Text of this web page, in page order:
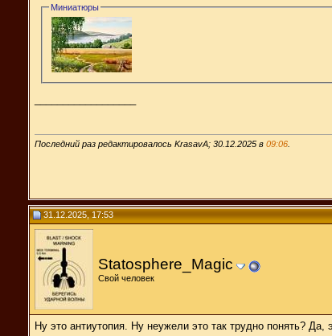
Миниатюры
Последний раз редактировалось KrasavA; 30.12.2025 в 09:06
31.12.2025, 17:53
Statosphere_Magic
Свой человек
Ну это антиутопия. Ну неужели это так трудно понять?